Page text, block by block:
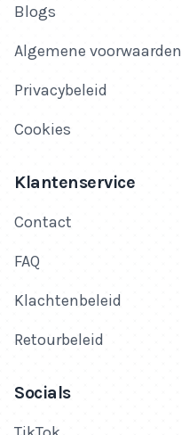
Blogs
Algemene voorwaarden
Privacybeleid
Cookies
Klantenservice
Contact
FAQ
Klachtenbeleid
Retourbeleid
Socials